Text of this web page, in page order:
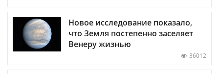
Новое исследование показало,
что Земля постепенно заселяет
Венеру жизнью
36012